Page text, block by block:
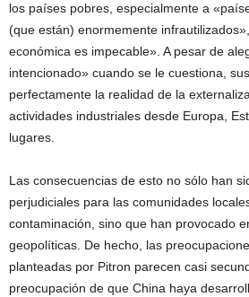
los países pobres, especialmente a
(que están) enormemente
económica es impecable». A pesar de
intencionado» cuando se le cuestiona,
perfectamente la realidad de la
actividades industriales desde Europa,
lugares.
Las consecuencias de esto no sólo han
perjudiciales para las comunidades
contaminación, sino que han provocado
geopolíticas. De hecho, las
planteadas por Pitron parecen casi
preocupación de que China haya